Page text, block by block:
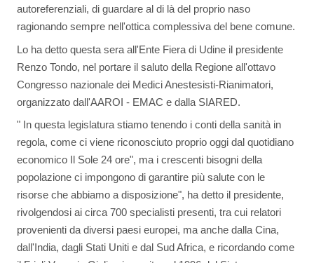
autoreferenziali, di guardare al di là del proprio naso
ragionando sempre nell'ottica complessiva del bene comune.
Lo ha detto questa sera all'Ente Fiera di Udine il presidente
Renzo Tondo, nel portare il saluto della Regione all'ottavo
Congresso nazionale dei Medici Anestesisti-Rianimatori,
organizzato dall'AAROI - EMAC e dalla SIARED.
" In questa legislatura stiamo tenendo i conti della sanità in
regola, come ci viene riconosciuto proprio oggi dal quotidiano
economico Il Sole 24 ore", ma i crescenti bisogni della
popolazione ci impongono di garantire più salute con le
risorse che abbiamo a disposizione", ha detto il presidente,
rivolgendosi ai circa 700 specialisti presenti, tra cui relatori
provenienti da diversi paesi europei, ma anche dalla Cina,
dall'India, dagli Stati Uniti e dal Sud Africa, e ricordando come